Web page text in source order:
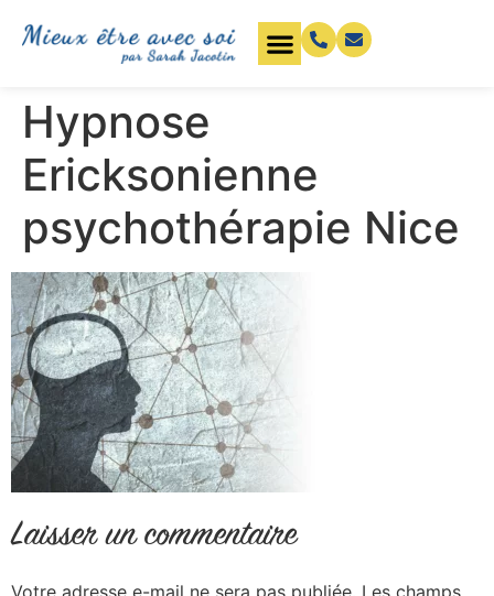
Hypnose
Ericksonienne
psychothérapie Nice
Laisser un commentaire